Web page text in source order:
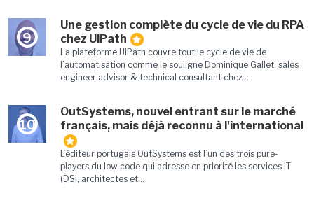
9
Une gestion complète du cycle de vie du RPA
chez UiPath
La plateforme UiPath couvre tout le cycle de vie de
l’automatisation comme le souligne Dominique Gallet, sales
engineer advisor & technical consultant chez...
10
OutSystems, nouvel entrant sur le marché
français, mais déjà reconnu à l'international
L’éditeur portugais OutSystems est l’un des trois pure-
players du low code qui adresse en priorité les services IT
(DSI, architectes et...